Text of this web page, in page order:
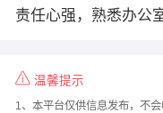
责任心强，熟悉办公
温馨提示
1、本平台仅供信息发布，不